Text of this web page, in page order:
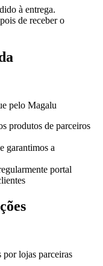
à entrega.
de receber o
pelo Magalu
produtos de parceiros
garantimos a
portal
lojas parceiras